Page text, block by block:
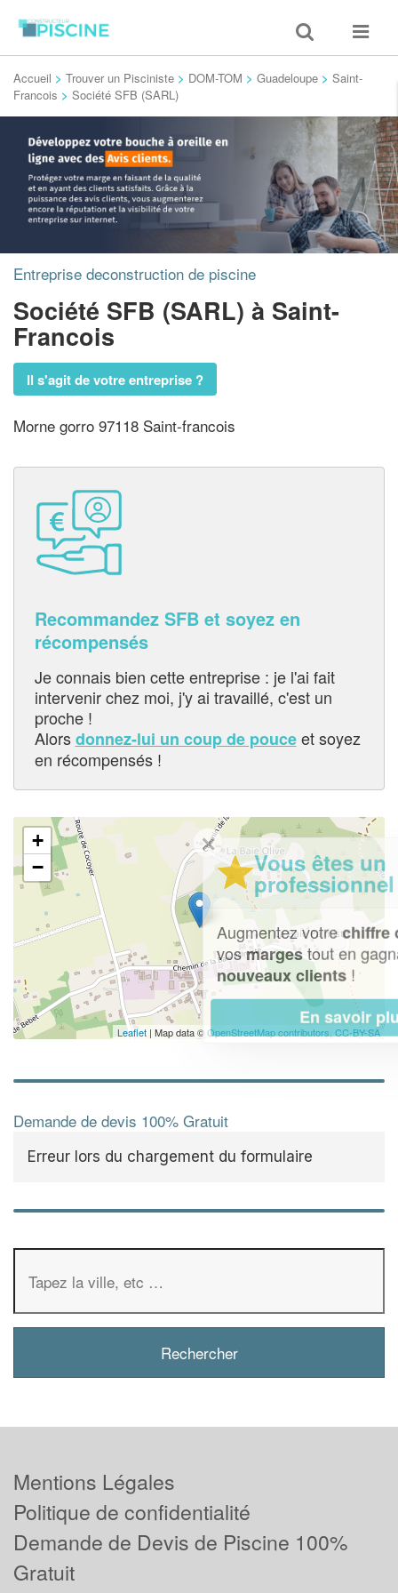
Toggle
search
Toggle
Accueil > Trouver un Pisciniste > DOM-TOM > Guadeloupe > Saint-
Francois > Société SFB (SARL)
Entreprise deconstruction de piscine
Société SFB (SARL) à Saint-
Francois
Il s'agit de votre entreprise ?
Morne gorro 97118 Saint-francois
Recommandez SFB et soyez en
récompensés
Je connais bien cette entreprise : je l'ai fait
intervenir chez moi, j'y ai travaillé, c'est un
proche !
Alorsdonnez-lui un coup de pouceet soyez
en récompensés !
+
−
Leaflet | Map data ©OpenStreetMap contributors, CC-BY-SA
Demande de devis 100% Gratuit
Erreur lors du chargement du formulaire
Vous êtes un
professionnel ?
Augmentez votrechiffre d'affaireset
vos
marges
tout en gagnant de
nouveaux clients!
En savoir plus
Mentions Légales
Politique de confidentialité
Demande de Devis de Piscine 100%
Gratuit